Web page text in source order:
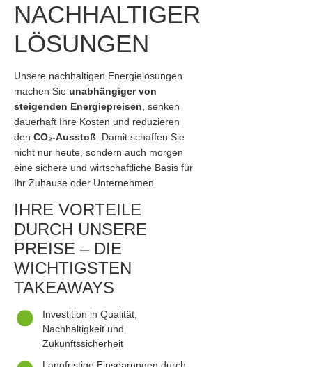
NACHHALTIGER
LÖSUNGEN
Unsere nachhaltigen Energielösungen
machen Sie unabhängiger von
steigenden Energiepreisen , senken
dauerhaft Ihre Kosten und reduzieren
den CO₂-Ausstoß . Damit schaffen Sie
nicht nur heute, sondern auch morgen
eine sichere und wirtschaftliche Basis für
Ihr Zuhause oder Unternehmen.
IHRE VORTEILE
DURCH UNSERE
PREISE – DIE
WICHTIGSTEN
TAKEAWAYS
Investition in Qualität,
Nachhaltigkeit und
Zukunftssicherheit